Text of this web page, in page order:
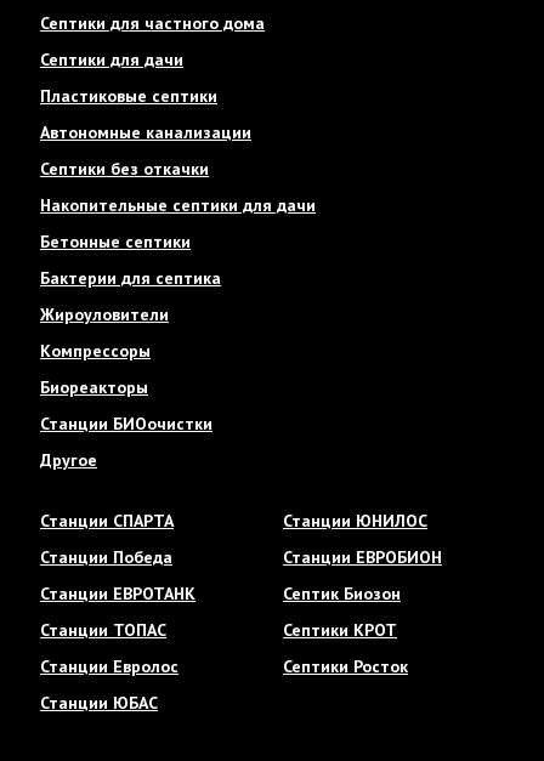
Септики для частного дома
Септики для дачи
Пластиковые септики
Автономные канализации
Септики без откачки
Накопительные септики для дачи
Бетонные септики
Бактерии для септика
Жироуловители
Компрессоры
Биореакторы
Станции БИОочистки
Другое
Станции СПАРТА
Станции Победа
Станции ЕВРОТАНК
Станции ТОПАС
Станции Евролос
Станции ЮБАС
Станции ЮНИЛОС
Станции ЕВРОБИОН
Септик Биозон
Септики КРОТ
Септики Росток